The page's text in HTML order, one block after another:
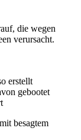
die wegen
verursacht.
erstellt
gebootet
besagtem